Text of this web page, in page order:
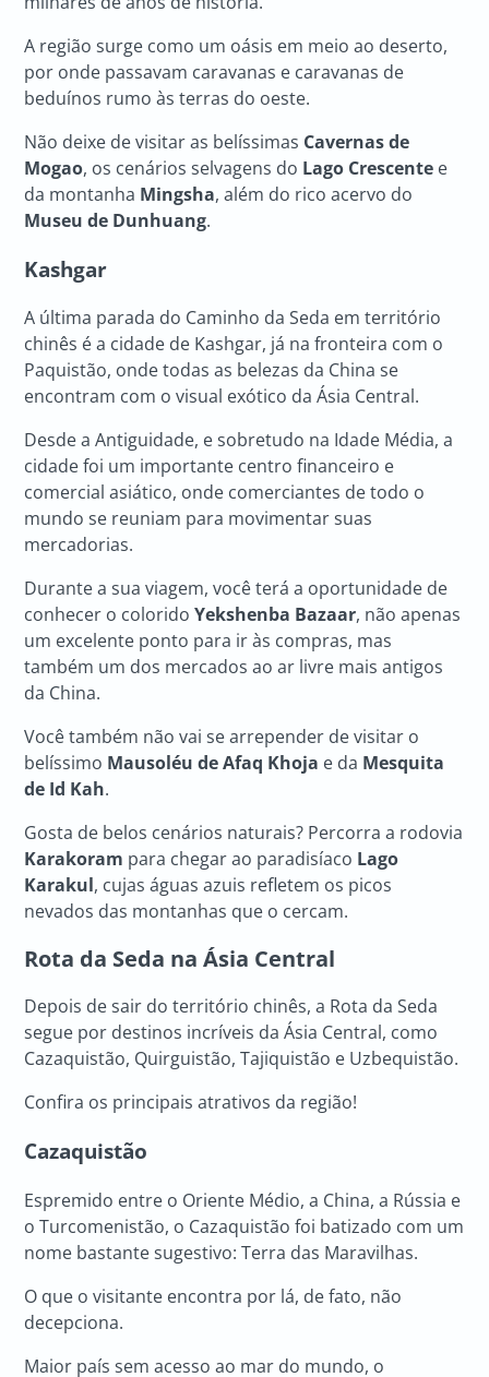
A região surge como um oásis em meio ao deserto,
por onde passavam caravanas e caravanas de
beduínos rumo às terras do oeste.
Não deixe de visitar as belíssimas Cavernas de
Mogao, os cenários selvagens do Lago Crescente e
da montanha Mingsha, além do rico acervo do
Museu de Dunhuang.
Kashgar
A última parada do Caminho da Seda em território
chinês é a cidade de Kashgar, já na fronteira com o
Paquistão, onde todas as belezas da China se
encontram com o visual exótico da Ásia Central.
Desde a Antiguidade, e sobretudo na Idade Média, a
cidade foi um importante centro financeiro e
comercial asiático, onde comerciantes de todo o
mundo se reuniam para movimentar suas
mercadorias.
Durante a sua viagem, você terá a oportunidade de
conhecer o coloridoYekshenba Bazaar, não apenas
um excelente ponto para ir às compras, mas
também um dos mercados ao ar livre mais antigos
da China.
Você também não vai se arrepender de visitar o
belíssimo Mausoléu de Afaq Khoja e da Mesquita
de Id Kah.
Gosta de belos cenários naturais? Percorra a rodovia
Karakoram para chegar ao paradisíaco Lago
Karakul, cujas águas azuis refletem os picos
nevados das montanhas que o cercam.
Rota da Seda na Ásia Central
Depois de sair do território chinês, a Rota da Seda
segue por destinos incríveis da Ásia Central, como
Cazaquistão, Quirguistão, Tajiquistão e Uzbequistão.
Confira os principais atrativos da região!
Cazaquistão
Espremido entre o Oriente Médio, a China, a Rússia e
o Turcomenistão, o Cazaquistão foi batizado com um
nome bastante sugestivo: Terra das Maravilhas.
O que o visitante encontra por lá, de fato, não
decepciona.
Maior país sem acesso ao mar do mundo, o